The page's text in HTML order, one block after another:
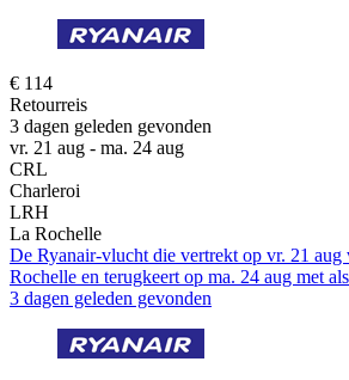
€ 114
Retourreis
3 dagen geleden gevonden
vr. 21 aug - ma. 24 aug
CRL
Charleroi
LRH
La Rochelle
De Ryanair-vlucht die vertrekt op vr. 21 aug
Rochelle en terugkeert op ma. 24 aug met
3 dagen geleden gevonden